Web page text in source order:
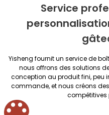
Service
Yisheng fournit un service de
nous offrons des solutions
conception au produit fini, peu
commande, et nous créons
compétitives